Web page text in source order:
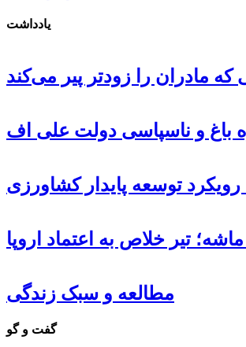
یادداشت
که مادران را زودتر پیر می‌کند
باغ و ناسپاسی دولت علی اف
توسعه پایدار کشاورزی
تیر خلاص به اعتماد اروپا
مطالعه و سبک زندگی
گفت و گو